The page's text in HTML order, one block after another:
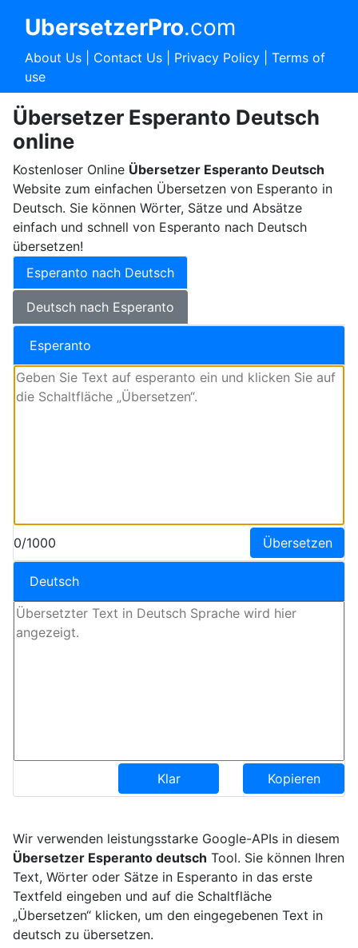
UbersetzerPro.com
About Us| Contact Us| Privacy Policy| Terms of
use
Übersetzer Esperanto Deutsch
online
Kostenloser Online Übersetzer Esperanto Deutsch
Website zum einfachen Übersetzen von Esperanto in
Deutsch. Sie können Wörter, Sätze und Absätze
einfach und schnell von Esperanto nach Deutsch
übersetzen!
Esperanto nach Deutsch
Deutsch nach Esperanto
Esperanto
0/1000 Übersetzen
Deutsch
Klar Kopieren
Wir verwenden leistungsstarke Google-APIs in diesem
Übersetzer Esperanto deutsch Tool. Sie können Ihren
Text, Wörter oder Sätze in Esperanto in das erste
Textfeld eingeben und auf die Schaltfläche
„Übersetzen“ klicken, um den eingegebenen Text in
deutsch zu übersetzen.